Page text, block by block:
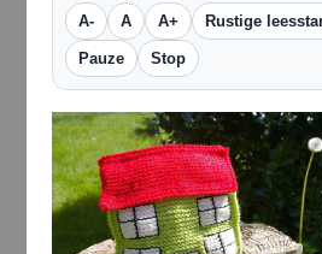
A- A A+ Rustige
Pauze Stop